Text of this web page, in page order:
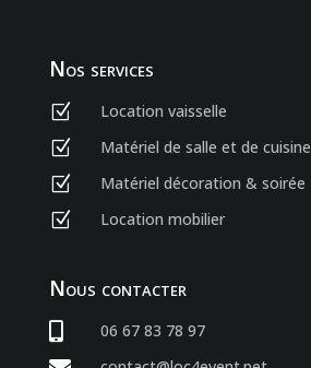
Nos services
Z Location vaisselle
Z Matériel de salle et de cuisine
Z Matériel décoration & soirée
Z Location mobilier
Nous contacter
 06 67 83 78 97